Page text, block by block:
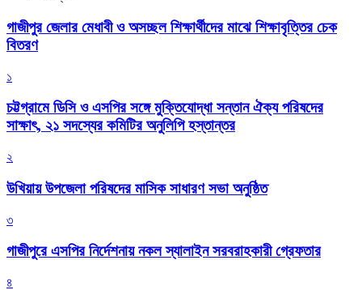
গাজীপুর জেলার মেধাবী ও অসচ্ছল শিক্ষার্থীদের মাঝে শিক্ষাবৃত্তির চেক
বিতরণ
১
চট্টগ্রামে ডিসি ও এসপির সঙ্গে মুক্তিযোদ্ধা সন্তান ঐক্য পরিষদের
সাক্ষাৎ, ২১ সদস্যের কমিটির অনুলিপি হস্তান্তর
২
উখিয়ায় উপজেলা পরিষদের মাসিক সাধারণ সভা অনুষ্ঠিত
৩
গাজীপুরে এসপির নির্দেশনায় নকল স্যালাইন সরবরাহকারী গ্রেফতার
৪